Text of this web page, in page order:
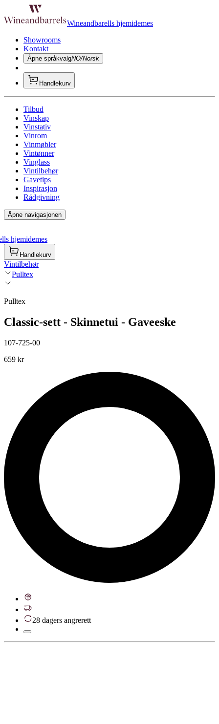
Wineandbarells hjemidemes
Showrooms
Kontakt
Åpne språkvalgNO/Norsk
Handlekurv
Tilbud
Vinskap
Vinstativ
Vinrom
Vinmøbler
Vintønner
Vinglass
Vintilbehør
Gavetips
Inspirasjon
Rådgivning
Åpne navigasjonen
hjemidemes
Handlekurv
Vintilbehør
Pulltex
Pulltex
Classic-sett - Skinnetui - Gaveeske
107-725-00
659 kr
28 dagers angrerett